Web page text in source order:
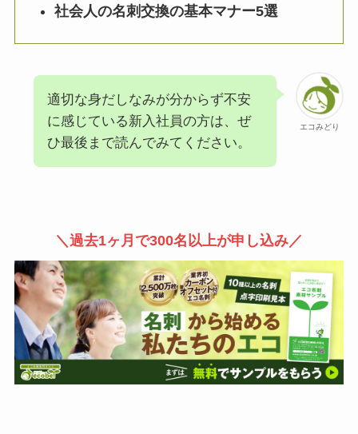
社会人の名刺交換の基本マナー5選
エコみどり
適切な身だしなみが分からず不安
に感じている新入社員の方は、ぜ
ひ最後まで読んでみてください。
＼過去1ヶ月で300名以上が申し込み／